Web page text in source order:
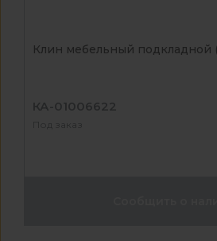
Клин мебельный подкладной
КА-01006622
Под заказ